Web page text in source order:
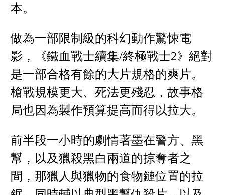
本。
做為一部限制級的科幻動作驚悚電
影，《鐵血戰士續集/終極戰士2》絕對
是一部合格有餘的大片規格的爽片。
槍戰規模更大、死法更殘忍，故事格
局也因為製作預算提高而得以拉大。
前半段一小時的劇情著墨在警方、黑
幫，以及獵殺黑白兩道的掠奪者之
間，那獵人與獵物的食物鏈位置的拉